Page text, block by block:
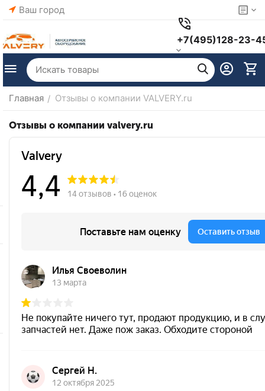
Ваш город
+7(495)128-23-
Главная / Отзывы о компании VALVERY.ru
Отзывы о компании valvery.ru